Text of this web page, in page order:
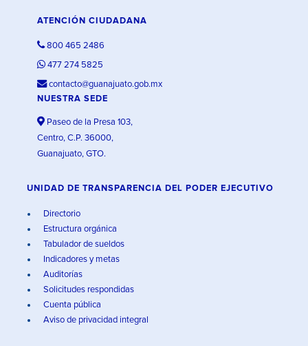
ATENCIÓN CIUDADANA
800 465 2486
477 274 5825
contacto@guanajuato.gob.mx
NUESTRA SEDE
Paseo de la Presa 103,
Centro, C.P. 36000,
Guanajuato, GTO.
UNIDAD DE TRANSPARENCIA DEL PODER EJECUTIVO
Directorio
Estructura orgánica
Tabulador de sueldos
Indicadores y metas
Auditorías
Solicitudes respondidas
Cuenta pública
Aviso de privacidad integral